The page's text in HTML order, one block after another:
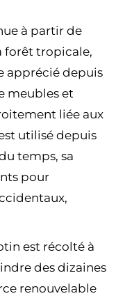
à partir de
forêt tropicale,
apprécié depuis
meubles et
liée aux
utilisé depuis
temps, sa
pour
est récolté à
des dizaines
renouvelable